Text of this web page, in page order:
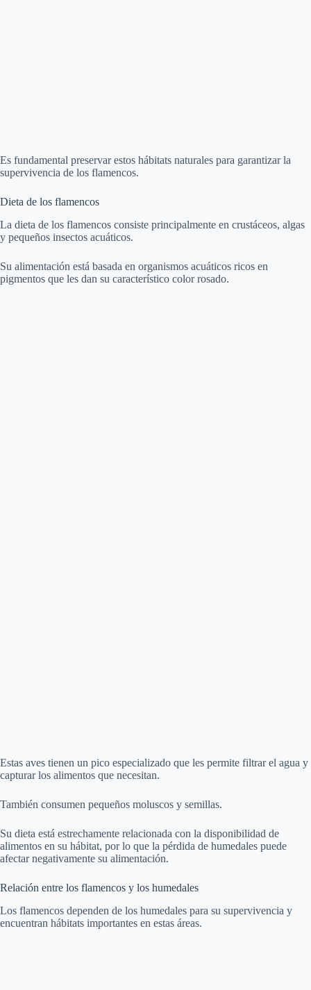
Es fundamental preservar estos hábitats naturales para garantizar la
supervivencia de los flamencos.
Dieta de los flamencos
La dieta de los flamencos consiste principalmente en crustáceos, algas
y pequeños insectos acuáticos.
Su alimentación está basada en organismos acuáticos ricos en
pigmentos que les dan su característico color rosado.
Estas aves tienen un pico especializado que les permite filtrar el agua y
capturar los alimentos que necesitan.
También consumen pequeños moluscos y semillas.
Su dieta está estrechamente relacionada con la disponibilidad de
alimentos en su hábitat, por lo que la pérdida de humedales puede
afectar negativamente su alimentación.
Relación entre los flamencos y los humedales
Los flamencos dependen de los humedales para su supervivencia y
encuentran hábitats importantes en estas áreas.